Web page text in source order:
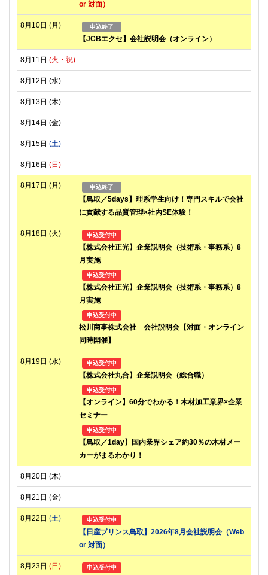
or 対面）
8月10日 (月)
【JCBエクセ】会社説明会（オンライン）
申込終了
8月11日 (火・祝)
8月12日 (水)
8月13日 (木)
8月14日 (金)
8月15日 (土)
8月16日 (日)
8月17日 (月)
【鳥取／5days】理系学生向け！専門スキルで会社
に貢献する品質管理×社内SE体験！
申込終了
8月18日 (火)
【株式会社正光】企業説明会（技術系・事務系）8
月実施
申込受付中
【株式会社正光】企業説明会（技術系・事務系）8
月実施
申込受付中
松川商事株式会社 会社説明会【対面・オンライン
同時開催】
申込受付中
8月19日 (水)
【株式会社丸合】企業説明会（総合職）
申込受付中
【オンライン】60分でわかる！木材加工業界×企業
セミナー
申込受付中
【鳥取／1day】国内業界シェア約30％の木材メー
カーがまるわかり！
申込受付中
8月20日 (木)
8月21日 (金)
8月22日 (土)
【日産プリンス鳥取】2026年8月会社説明会（Web
or 対面）
申込受付中
8月23日 (日)
申込受付中